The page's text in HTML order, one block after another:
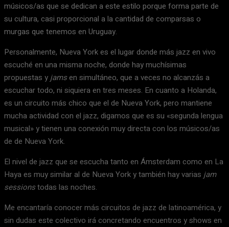
músicos/as que se dedican a este estilo porque forma parte de
su cultura, casi proporcional a la cantidad de comparsas o
murgas que tenemos en Uruguay.
Personalmente, Nueva York es el lugar donde más jazz en vivo
escuché en una misma noche, donde hay muchísimas
propuestas y jamsen simultáneo, que a veces no alcanzás a
escuchar todo, ni siquiera en tres meses. En cuanto a Holanda,
es un circuito más chico que el de Nueva York, pero mantiene
mucha actividad con el jazz, digamos que es su «segunda lengua
musical» y tienen una conexión muy directa con los músicos/as
de de Nueva York.
El nivel de jazz que se escucha tanto en Ámsterdam como en La
Haya es muy similar al de Nueva York y también hay varias jam
sessionstodas las noches.
Me encantaría conocer más circuitos de jazz de latinoamérica, y
sin dudas este colectivo irá concretando encuentros y shows en